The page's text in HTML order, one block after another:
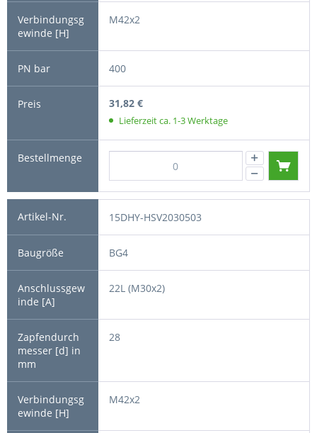
M42x2
400
31,82 €
Lieferzeit ca. 1-3 Werktage
15DHY-HSV2030503
BG4
22L (M30x2)
28
M42x2